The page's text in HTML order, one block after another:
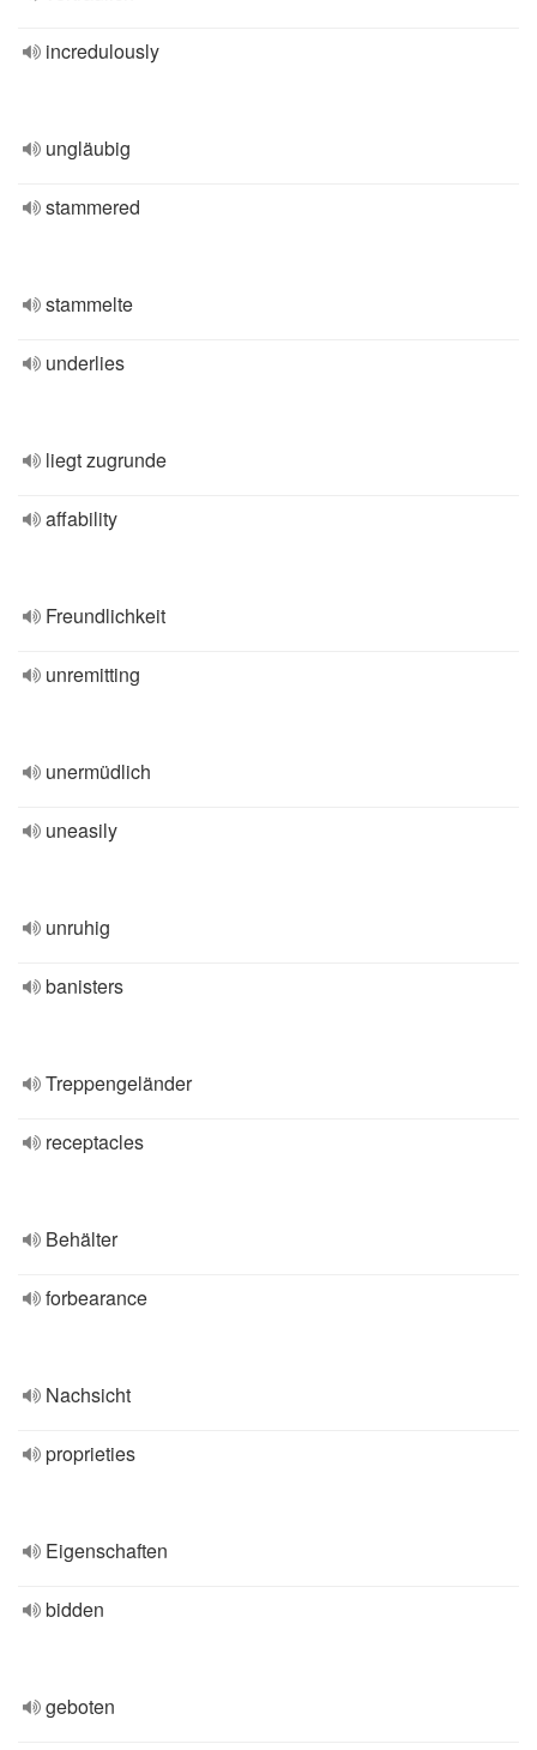
incredulously
ungläubig
stammered
stammelte
underlies
liegt zugrunde
affability
Freundlichkeit
unremitting
unermüdlich
uneasily
unruhig
banisters
Treppengeländer
receptacles
Behälter
forbearance
Nachsicht
proprieties
Eigenschaften
bidden
geboten